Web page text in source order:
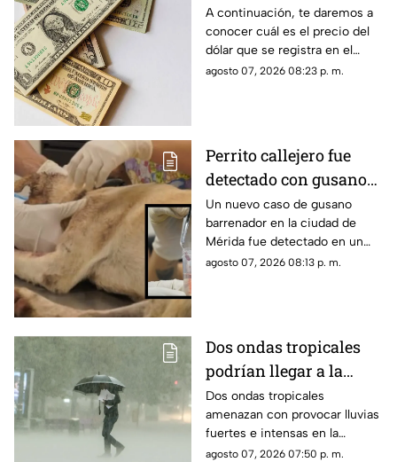
dólar en Yucatán HOY
viernes 7 de agosto de
2026
A continuación, te daremos a
conocer cuál es el precio del
dólar que se registra en el
estado de Yucatán al cierre de
agosto 07, 2026 08:23 p. m.
Perrito callejero fue
detectado con gusano
barrenador en Mérida;
así fue rescatado
Un nuevo caso de gusano
barrenador en la ciudad de
Mérida fue detectado en un
perrito callejero, el cual fue
agosto 07, 2026 08:13 p. m.
Dos ondas tropicales
podrían llegar a la
Península de Yucatán y
provocar varios días de
lluvias; esto se sabe
Dos ondas tropicales
amenazan con provocar lluvias
fuertes e intensas en la
Península de Yucatán, por lo
agosto 07, 2026 07:50 p. m.